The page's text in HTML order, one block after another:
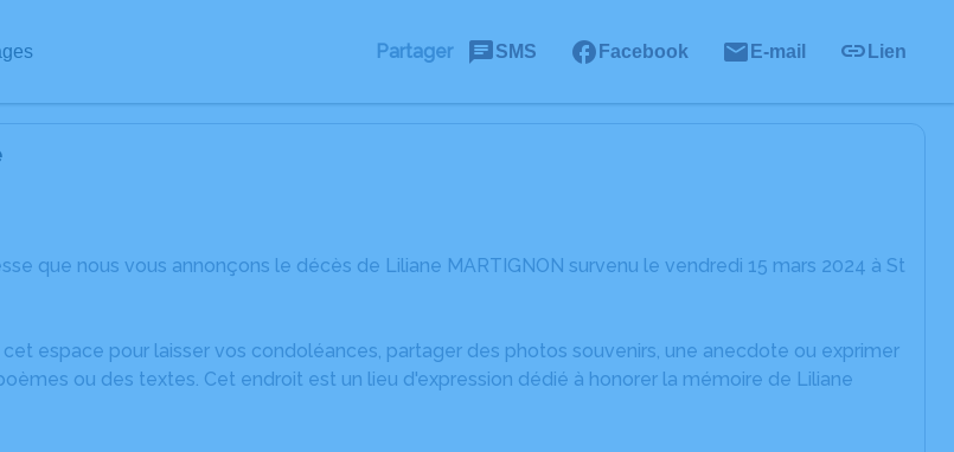
Partager SMS Facebook E-mail Lien
que nous vous annonçons le décès de Liliane MARTIGNON survenu le vendredi 15 mars 2024 à St
cet espace pour laisser vos condoléances, partager des photos souvenirs, une anecdote ou exprimer
ou des textes. Cet endroit est un lieu d'expression dédié à honorer la mémoire de Liliane